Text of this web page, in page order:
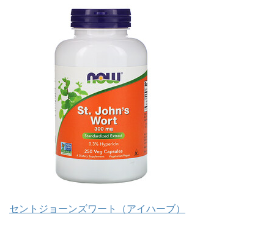
セントジョーンズワート（アイハーブ）